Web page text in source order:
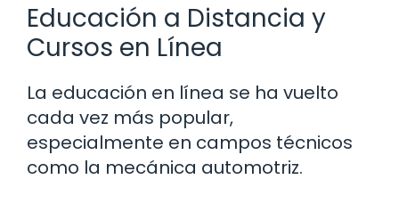
Educación a Distancia y
Cursos en Línea
La educación en línea se ha vuelto
cada vez más popular,
especialmente en campos técnicos
como la mecánica automotriz.